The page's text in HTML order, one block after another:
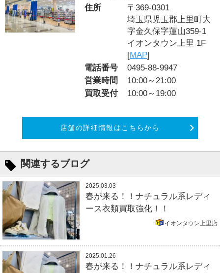
住所
〒369-0301
埼玉県児玉郡上里町大
字金久保字蓮山359-1
イオンタウン上里 1F
[MAP]
電話番号
0495-88-9947
営業時間
10:00～21:00
買取受付
10:00～19:00
店舗の詳細情報はこちらから
関連するブログ
2025.03.03
春が来る！！ナチュラル系レディ
ース衣類買取強化！！
イオンタウン上里店
2025.01.26
春が来る！！ナチュラル系レディ